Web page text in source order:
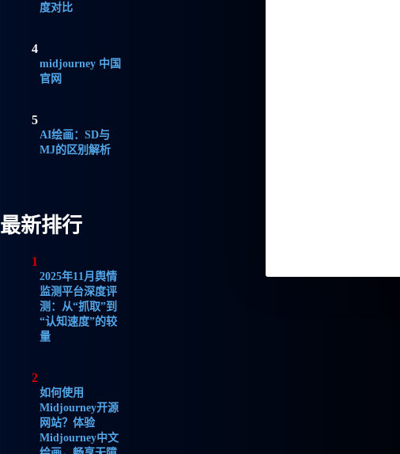
度对比
4
midjourney 中国
官网
5
AI绘画：SD与
MJ的区别解析
最新排行
1
2025年11月舆情
监测平台深度评
测：从“抓取”到
“认知速度”的较
量
2
如何使用
Midjourney开源
网站？体验
Midjourney中文